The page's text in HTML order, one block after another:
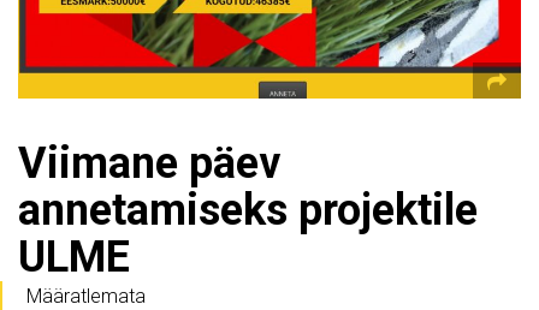
Viimane päev
annetamiseks projektile
ULME
Määratlemata